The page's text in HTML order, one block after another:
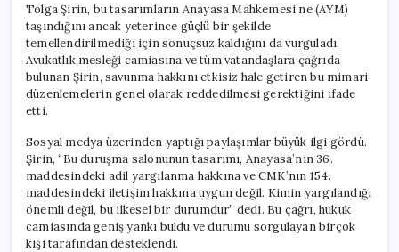
Tolga Şirin, bu tasarımların Anayasa Mahkemesi’ne (AYM)
taşındığını ancak yeterince güçlü bir şekilde
temellendirilmediği için sonuçsuz kaldığını da vurguladı.
Avukatlık mesleği camiasına ve tüm vatandaşlara çağrıda
bulunan Şirin, savunma hakkını etkisiz hale getiren bu mimari
düzenlemelerin genel olarak reddedilmesi gerektiğini ifade
etti.
Sosyal medya üzerinden yaptığı paylaşımlar büyük ilgi gördü.
Şirin, “Bu duruşma salonunun tasarımı, Anayasa’nın 36.
maddesindeki adil yargılanma hakkına ve CMK’nın 154.
maddesindeki iletişim hakkına uygun değil. Kimin yargılandığı
önemli değil, bu ilkesel bir durumdur” dedi. Bu çağrı, hukuk
camiasında geniş yankı buldu ve durumu sorgulayan birçok
kişi tarafından desteklendi.